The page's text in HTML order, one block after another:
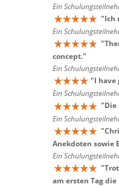
Ein
"Ich
Ein
"
concept."
Ein
"I have
Ein
"Die
Ein
"
Anekdoten sowie
Ein
"
am ersten Tag